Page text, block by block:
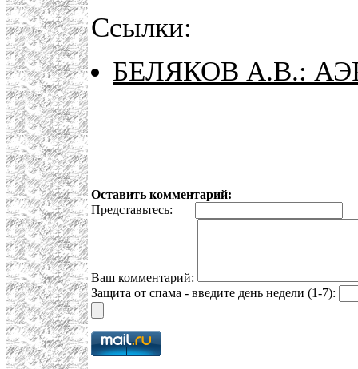
Ссылки:
БЕЛЯКОВ А.В.:
Оставить комментарий:
Представьтесь:
Ваш комментарий:
Защита от спама - введите день недели (1-7):